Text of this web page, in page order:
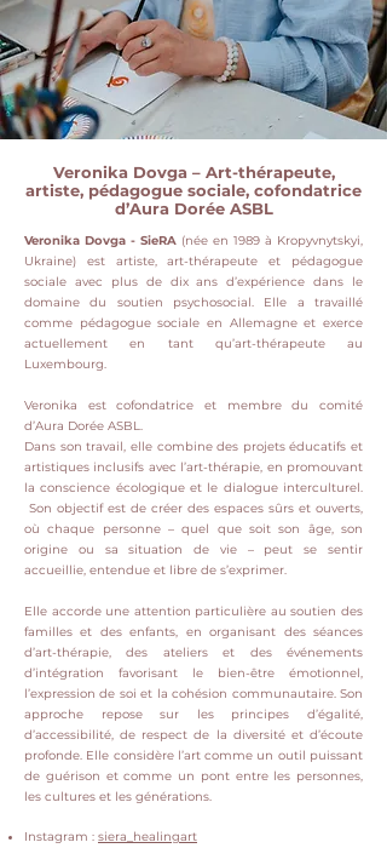
Veronika Dovga – Art-thérapeute,
artiste, pédagogue sociale, cofondatrice
d’Aura Dorée ASBL
Veronika Dovga - SieRA (née en 1989 à Kropyvnytskyi,
Ukraine) est artiste, art-thérapeute et pédagogue
sociale avec plus de dix ans d’expérience dans le
domaine du soutien psychosocial. Elle a travaillé
comme pédagogue sociale en Allemagne et exerce
actuellement en tant qu’art-thérapeute au
Luxembourg.
Veronika est cofondatrice et membre du comité
d’Aura Dorée ASBL.
Dans son travail, elle combine des projets éducatifs et
artistiques inclusifs avec l’art-thérapie, en promouvant
la conscience écologique et le dialogue interculturel.
Son objectif est de créer des espaces sûrs et ouverts,
où chaque personne – quel que soit son âge, son
origine ou sa situation de vie – peut se sentir
accueillie, entendue et libre de s’exprimer.
Elle accorde une attention particulière au soutien des
familles et des enfants, en organisant des séances
d’art-thérapie, des ateliers et des événements
d’intégration favorisant le bien-être émotionnel,
l’expression de soi et la cohésion communautaire. Son
approche repose sur les principes d’égalité,
d’accessibilité, de respect de la diversité et d’écoute
profonde. Elle considère l’art comme un outil puissant
de guérison et comme un pont entre les personnes,
les cultures et les générations.
Instagram : siera_healingart